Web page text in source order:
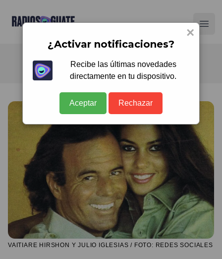
Radios Guate
VAITIARE HIRSHON Y JULIO IGLESIAS / FOTO: REDES SOCIALES
×
¿Activar notificaciones?
Recibe las últimas novedades
directamente en tu dispositivo.
Aceptar Rechazar